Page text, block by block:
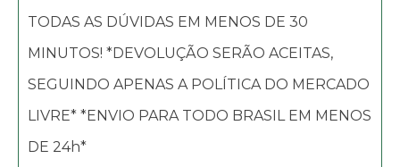
TODAS AS DÚVIDAS EM MENOS DE 30
MINUTOS! *DEVOLUÇÃO SERÃO ACEITAS,
SEGUINDO APENAS A POLÍTICA DO MERCADO
LIVRE* *ENVIO PARA TODO BRASIL EM MENOS
DE 24h*